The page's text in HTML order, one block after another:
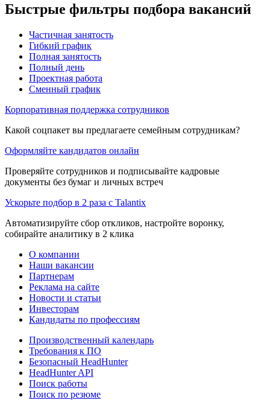
Быстрые фильтры подбора вакансий
Частичная занятость
Гибкий график
Полная занятость
Полный день
Проектная работа
Сменный график
Корпоративная поддержка сотрудников
Какой соцпакет вы предлагаете семейным сотрудникам?
Оформляйте кандидатов онлайн
Проверяйте сотрудников и подписывайте кадровые
документы без бумаг и личных встреч
Ускорьте подбор в 2 раза с Talantix
Автоматизируйте сбор откликов, настройте воронку,
собирайте аналитику в 2 клика
О компании
Наши вакансии
Партнерам
Реклама на сайте
Новости и статьи
Инвесторам
Кандидаты по профессиям
Производственный календарь
Требования к ПО
Безопасный HeadHunter
HeadHunter API
Поиск работы
Поиск по резюме